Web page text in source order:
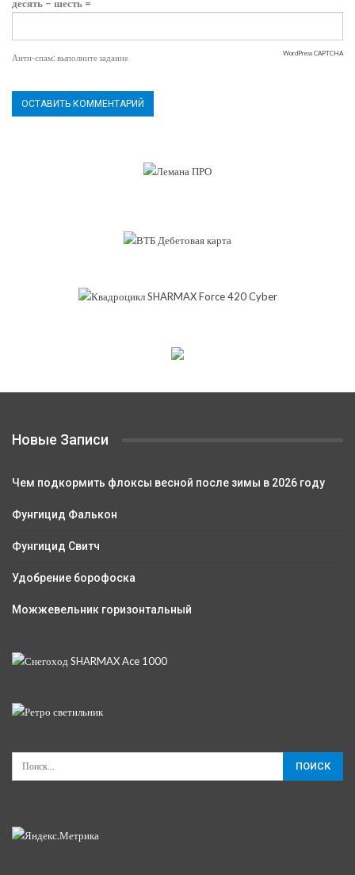
десять − шесть =
Анти-спам: выполните задание WordPress CAPTCHA
Новые Записи
Чем подкормить флоксы весной после зимы в 2026 году
Фунгицид Фалькон
Фунгицид Свитч
Удобрение борофоска
Можжевельник горизонтальный